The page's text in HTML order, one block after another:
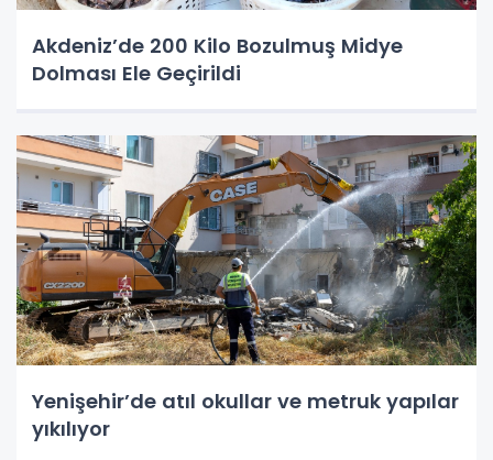
Akdeniz’de 200 Kilo Bozulmuş Midye
Dolması Ele Geçirildi
Yenişehir’de atıl okullar ve metruk yapılar
yıkılıyor